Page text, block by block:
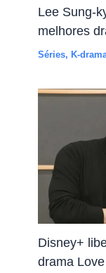
Lee Sung-
melhores
Séries,K-
Disney+
drama